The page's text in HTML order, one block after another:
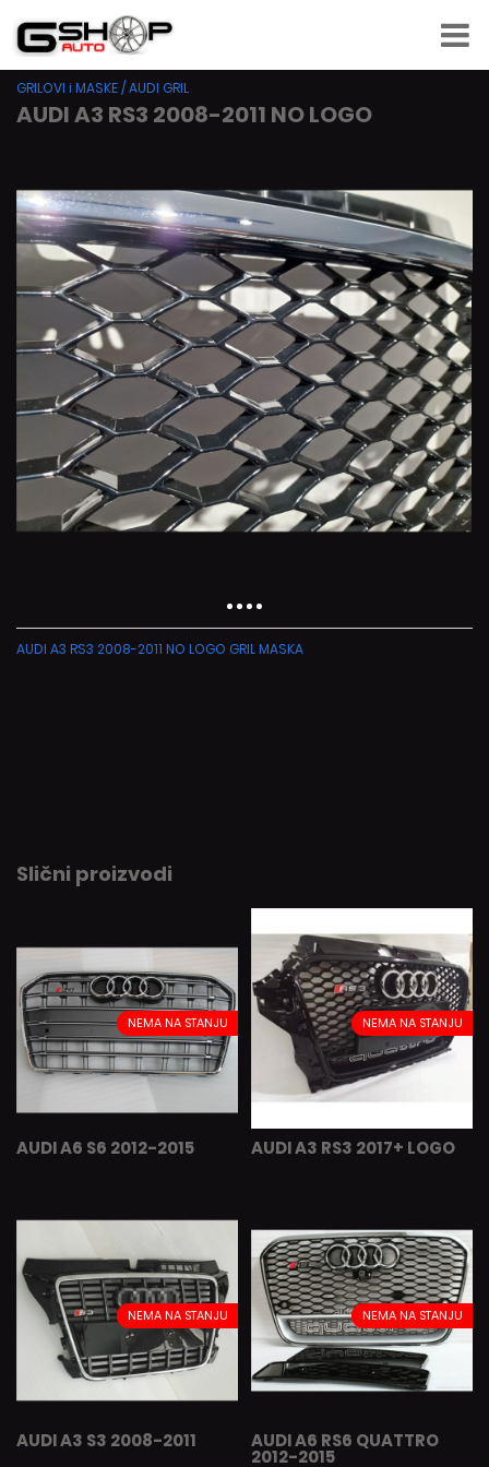
GRILOVI i MASKE /AUDI GRIL
AUDI A3 RS3 2008-2011 NO LOGO
AUDI A3 RS3 2008-2011 NO LOGO GRIL MASKA
Slični proizvodi
NEMA NA STANJU
AUDI A6 S6 2012-2015
NEMA NA STANJU
AUDI A3 RS3 2017+ LOGO
NEMA NA STANJU
AUDI A3 S3 2008-2011
NEMA NA STANJU
AUDI A6 RS6 QUATTRO
2012-2015